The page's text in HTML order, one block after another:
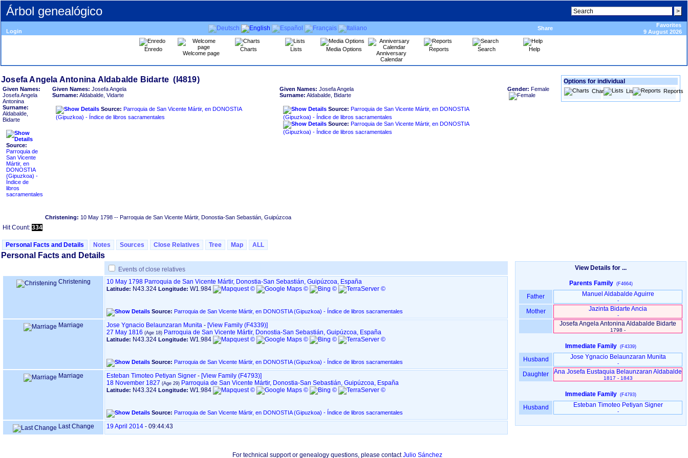
Árbol genealógico
Login Share
Favorites
9 August 2026
Enredo
Welcome page
Charts Lists Media Options
Anniversary
Calendar
Reports Search Help
Josefa Angela Antonina Aldabalde Bidarte ‏(I4819)‏
Given Names:
Josefa Angela
Antonina
Surname:
Aldabalde,
Bidarte
Source:
Parroquia de
San Vicente
Mártir, en
DONOSTIA
Índice de
libros
sacramentales
Given Names: Josefa Angela
Surname: Aldabalde, Vidarte
Source: Parroquia de San Vicente Mártir, en DONOSTIA
‏(Gipuzkoa)‏ - Índice de libros sacramentales
Given Names: Josefa Angela
Surname: Aldabalde, Bidarte
Source: Parroquia de San Vicente Mártir, en DONOSTIA
‏(Gipuzkoa)‏ - Índice de libros sacramentales
Source: Parroquia de San Vicente Mártir, en DONOSTIA
‏(Gipuzkoa)‏ - Índice de libros sacramentales
Gender: Female
Christening: 10 May 1798 -- Parroquia de San Vicente Mártir, Donostia-San Sebastián, Guipúzcoa
Hit Count: 334
Options for individual
Charts Lists Reports
Personal Facts and Details Notes Sources Close Relatives Tree Map ALL
Personal Facts and Details
Events of close relatives
Christening
10 May 1798 Parroquia de San Vicente Mártir, Donostia-San Sebastián, Guipúzcoa, España
Latitude: N43.324 Longitude: W1.984
Source: Parroquia de San Vicente Mártir, en DONOSTIA ‏(Gipuzkoa)‏ - Índice de libros sacramentales
Marriage Jose Ygnacio Belaunzaran Munita - ‎[View Family ‎(F4339)‎‎]
27 May 1816
Parroquia de San Vicente Mártir, Donostia-San Sebastián, Guipúzcoa, España
Latitude: N43.324 Longitude: W1.984
Source: Parroquia de San Vicente Mártir, en DONOSTIA ‏(Gipuzkoa)‏ - Índice de libros sacramentales
Marriage Esteban Timoteo Petiyan Signer - ‎[View Family ‎(F4793)‎‎]
18 November 1827
Parroquia de San Vicente Mártir, Donostia-San Sebastián, Guipúzcoa, España
Latitude: N43.324 Longitude: W1.984
Source: Parroquia de San Vicente Mártir, en DONOSTIA ‏(Gipuzkoa)‏ - Índice de libros sacramentales
Last Change 19 April 2014 - 09:44:43
View Details for ...
Parents Family (F4664)
Father Manuel Aldabalde Aguirre
-
Mother Jazinta Bidarte Ancia
-
Josefa Angela Antonina Aldabalde Bidarte
1798 -
Immediate Family (F4339)
Husband Jose Ygnacio Belaunzaran Munita
-
Daughter Ana Josefa Eustaquia Belaunzaran Aldabalde
1817 - 1843
Immediate Family (F4793)
Husband Esteban Timoteo Petiyan Signer
-
For technical support or genealogy questions, please contactJulio Sánchez